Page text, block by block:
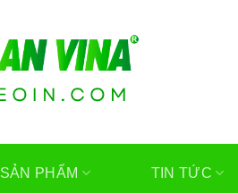
SẢN PHẨM TIN TỨC